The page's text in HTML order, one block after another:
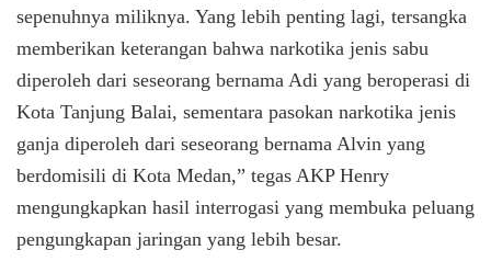
sepenuhnya miliknya. Yang lebih penting lagi, tersangka
memberikan keterangan bahwa narkotika jenis sabu
diperoleh dari seseorang bernama Adi yang beroperasi di
Kota Tanjung Balai, sementara pasokan narkotika jenis
ganja diperoleh dari seseorang bernama Alvin yang
berdomisili di Kota Medan,” tegas AKP Henry
mengungkapkan hasil interrogasi yang membuka peluang
pengungkapan jaringan yang lebih besar.